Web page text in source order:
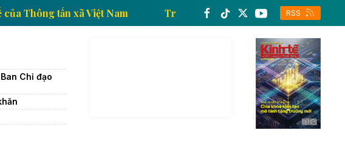
kinh tế của Thông tấn xã Việt Nam Trang thông tin kinh tế của
RSS
Chỉ đạo